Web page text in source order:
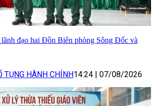
đạo hai Đồn Biên phòng Sông Đốc và
TỤNG HÀNH CHÍNH14:24 | 07/08/2026